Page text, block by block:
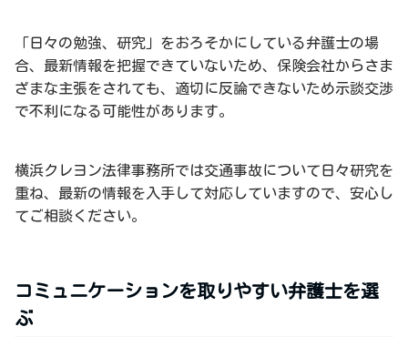
「日々の勉強、研究」をおろそかにしている弁護士の場
合、最新情報を把握できていないため、保険会社からさま
ざまな主張をされても、適切に反論できないため示談交渉
で不利になる可能性があります。
横浜クレヨン法律事務所では交通事故について日々研究を
重ね、最新の情報を入手して対応していますので、安心し
てご相談ください。
コミュニケーションを取りやすい弁護士を選
ぶ